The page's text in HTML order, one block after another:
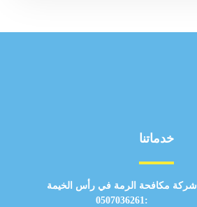
خدماتنا
شركة مكافحة الرمة في رأس الخيمة
:0507036261